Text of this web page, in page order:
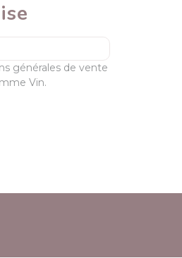
générales de vente
Vin.